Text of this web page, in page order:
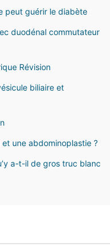
peut guérir le diabète
duodénal commutateur
Révision
biliaire et
une abdominoplastie ?
a-t-il de gros truc blanc